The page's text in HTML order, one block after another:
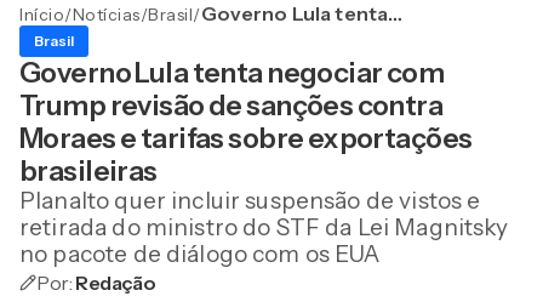
Início/Notícias/Brasil/Governo Lula tenta
revisão de sanções contra
Moraes e tarifas sobre
exportações brasileiras
Brasil
Governo Lula tenta negociar com
Trump revisão de sanções contra
Moraes e tarifas sobre exportações
brasileiras
Planalto quer incluir suspensão de vistos e
retirada do ministro do STF da Lei Magnitsky
no pacote de diálogo com os EUA
Por: Redação